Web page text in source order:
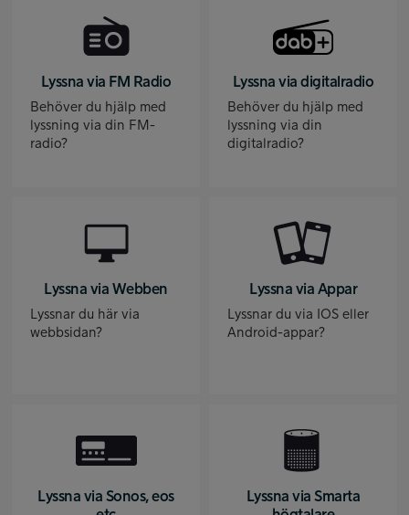
Lyssna via FM Radio
Behöver du hjälp med
lyssning via din FM-
radio?
Lyssna via digitalradio
Behöver du hjälp med
lyssning via din
digitalradio?
Lyssna via Webben
Lyssnar du här via
webbsidan?
Lyssna via Appar
Lyssnar du via IOS eller
Android-appar?
Lyssna via Sonos, eos
Lyssna via Smarta